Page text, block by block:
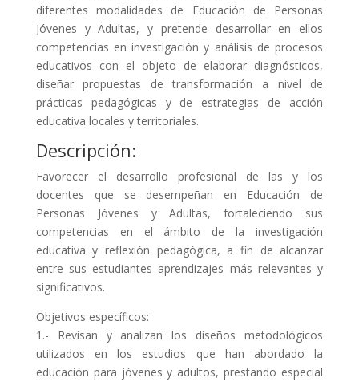
diferentes modalidades de Educación de Personas
Jóvenes y Adultas, y pretende desarrollar en ellos
competencias en investigación y análisis de procesos
educativos con el objeto de elaborar diagnósticos,
diseñar propuestas de transformación a nivel de
prácticas pedagógicas y de estrategias de acción
educativa locales y territoriales.
Descripción:
Favorecer el desarrollo profesional de las y los
docentes que se desempeñan en Educación de
Personas Jóvenes y Adultas, fortaleciendo sus
competencias en el ámbito de la investigación
educativa y reflexión pedagógica, a fin de alcanzar
entre sus estudiantes aprendizajes más relevantes y
significativos.
Objetivos específicos:
1.- Revisan y analizan los diseños metodológicos
utilizados en los estudios que han abordado la
educación para jóvenes y adultos, prestando especial